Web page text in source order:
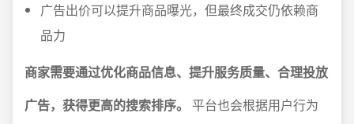
广告出价可以提升商品曝光，但最终成交仍依赖商
品力
商家需要通过优化商品信息、提升服务质量、合理投放
广告，获得更高的搜索排序。
平台也会根据用户行为